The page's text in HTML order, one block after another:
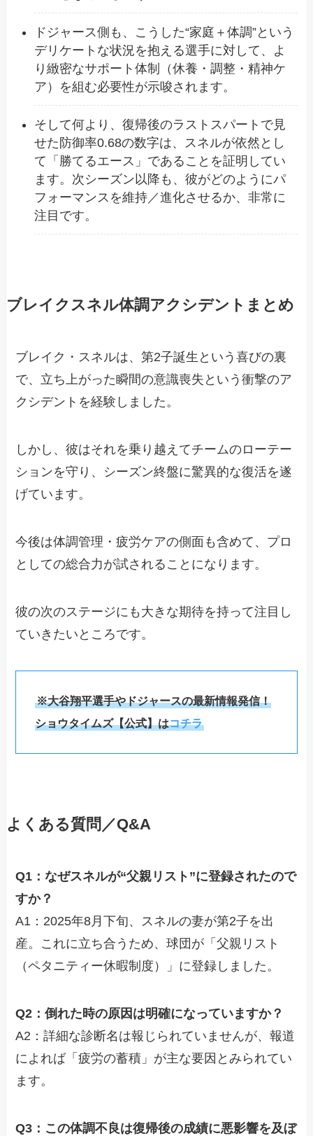
ドジャース側も、こうした“家庭＋体調”という
デリケートな状況を抱える選手に対して、よ
り緻密なサポート体制（休養・調整・精神ケ
ア）を組む必要性が示唆されます。
そして何より、復帰後のラストスパートで見
せた防御率0.68の数字は、スネルが依然とし
て「勝てるエース」であることを証明してい
ます。次シーズン以降も、彼がどのようにパ
フォーマンスを維持／進化させるか、非常に
注目です。
ブレイクスネル体調アクシデントまとめ
ブレイク・スネルは、第2子誕生という喜びの裏
で、立ち上がった瞬間の意識喪失という衝撃のア
クシデントを経験しました。
しかし、彼はそれを乗り越えてチームのローテー
ションを守り、シーズン終盤に驚異的な復活を遂
げています。
今後は体調管理・疲労ケアの側面も含めて、プロ
としての総合力が試されることになります。
彼の次のステージにも大きな期待を持って注目し
ていきたいところです。
※大谷翔平選手やドジャースの最新情報発信！
ショウタイムズ【公式】はコチラ
よくある質問／Q&A
Q1：なぜスネルが“父親リスト”に登録されたので
すか？
A1：2025年8月下旬、スネルの妻が第2子を出
産。これに立ち合うため、球団が「父親リスト
（ペタニティー休暇制度）」に登録しました。
Q2：倒れた時の原因は明確になっていますか？
A2：詳細な診断名は報じられていませんが、報道
によれば「疲労の蓄積」が主な要因とみられてい
ます。
Q3：この体調不良は復帰後の成績に悪影響を及ぼ